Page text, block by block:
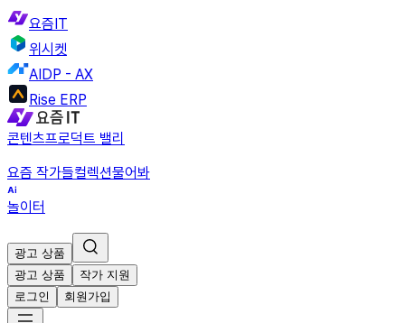
요즘IT
위시켓
AIDP - AX
Rise ERP
콘텐츠프로덕트 밸리
요즘 작가들컬렉션물어봐
놀이터
광고 상품
광고 상품
작가 지원
로그인
회원가입